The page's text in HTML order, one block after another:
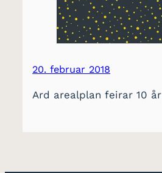
20. februar 2018
Ard arealplan feirar 10 år